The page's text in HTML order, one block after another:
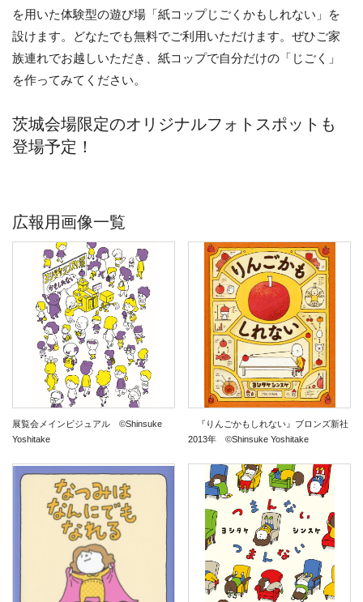
を用いた体験型の遊び場「紙コップじごくかもしれない」を
設けます。どなたでも無料でご利用いただけます。ぜひご家
族連れでお越しいただき、紙コップで自分だけの「じごく」
を作ってみてください。
茨城会場限定のオリジナルフォトスポットも
登場予定！
広報用画像一覧
展覧会メインビジュアル ©Shinsuke
Yoshitake
『りんごかもしれない』ブロンズ新社
2013年 ©Shinsuke Yoshitake